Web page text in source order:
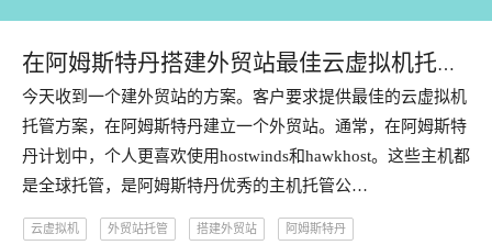
在阿姆斯特丹搭建外贸站最佳云虚拟机托管
方案
今天收到一个建外贸站的方案。客户要求提供最佳的云虚拟机
托管方案，在阿姆斯特丹建立一个外贸站。通常，在阿姆斯特
丹计划中，个人更喜欢使用hostwinds和hawkhost。这些主机都
是全球托管，是阿姆斯特丹优秀的主机托管公…
云虚拟机 外贸站托管 搭建外贸站 阿姆斯特丹